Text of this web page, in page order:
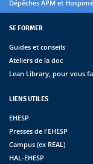
Dépêches APM et
SE FORMER
Guides et conseils
Ateliers de la doc
Lean Library, pour vous
LIENS UTILES
EHESP
Presses de l'EHESP
Campus (ex REAL)
HAL-EHESP